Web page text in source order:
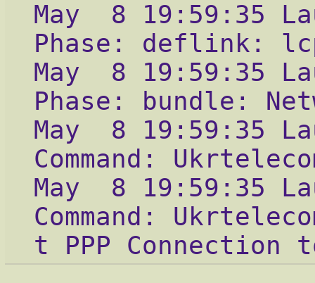
May  8 19:59:35
Phase: deflink:
May  8 19:59:35
Phase: bundle:
May  8 19:59:35
Command:
May  8 19:59:35
Command:
t PPP Connection